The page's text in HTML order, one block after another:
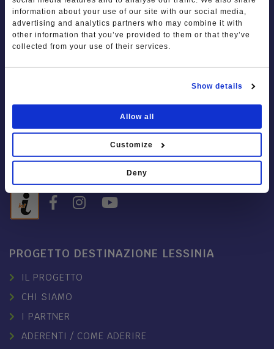
information about your use of our site with our social media,
advertising and analytics partners who may combine it with
other information that you’ve provided to them or that they’ve
collected from your use of their services.
Show details
Allow all
Customize
Deny
Le dieci cose da fare in Lessinia
Photo Gallery
Video Gallery
Tel.+39 045 247 7050
Mob.+39 393 8953923
info@visitlessinia.eu
ORARI IAT LESSINIA e MUSEO LUXINO
Aperto tutti i giorni: 09:30-12:30 e 15:00-18:00
PROGETTO DESTINAZIONE LESSINIA
IL PROGETTO
CHI SIAMO
I PARTNER
ADERENTI / COME ADERIRE